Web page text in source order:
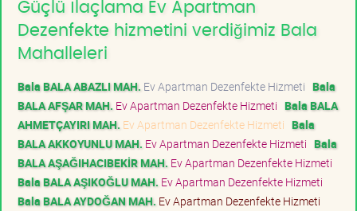
Güçlü İlaçlama Ev Apartman
Dezenfekte hizmetini verdiğimiz Bala
Mahalleleri
Bala BALA ABAZLI MAH. Ev Apartman Dezenfekte Hizmeti Bala
BALA AFŞAR MAH. Ev Apartman Dezenfekte Hizmeti Bala BALA
AHMETÇAYIRI MAH. Ev Apartman Dezenfekte Hizmeti Bala
BALA AKKOYUNLU MAH. Ev Apartman Dezenfekte Hizmeti Bala
BALA AŞAĞIHACIBEKİR MAH. Ev Apartman Dezenfekte Hizmeti
Bala BALA AŞIKOĞLU MAH. Ev Apartman Dezenfekte Hizmeti
Bala BALA AYDOĞAN MAH. Ev Apartman Dezenfekte Hizmeti